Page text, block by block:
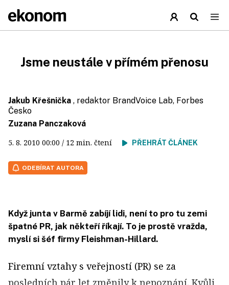
Jsme neustále v přímém přenosu
Jakub Křešnička , redaktor BrandVoice Lab, Forbes
Česko
Zuzana Panczaková
5. 8. 2010 00:00 / 12 min. čtení PŘEHRÁT ČLÁNEK
ODEBÍRAT AUTORA
Když junta v Barmě zabíjí lidi, není to pro tu zemi
špatné PR, jak někteří říkají. To je prostě vražda,
myslí si šéf firmy Fleishman-Hillard.
Firemní vztahy s veřejností (PR) se za
posledních pár let změnily k nepoznání. Kvůli